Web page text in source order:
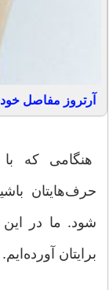
آرتروز مفاصل
هنگامی که
حرف‌هایتان
شود. ما در این
برایتان آورده‌ایم.